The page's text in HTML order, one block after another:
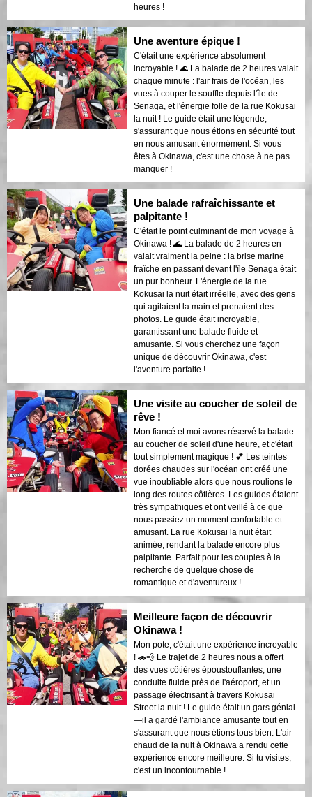
heures !
Une aventure épique !
C'était une expérience absolument
incroyable ! 🌊 La balade de 2 heures valait
chaque minute : l'air frais de l'océan, les
vues à couper le souffle depuis l'île de
Senaga, et l'énergie folle de la rue Kokusai
la nuit ! Le guide était une légende,
s'assurant que nous étions en sécurité tout
en nous amusant énormément. Si vous
êtes à Okinawa, c'est une chose à ne pas
manquer !
Une balade rafraîchissante et
palpitante !
C'était le point culminant de mon voyage à
Okinawa ! 🌊 La balade de 2 heures en
valait vraiment la peine : la brise marine
fraîche en passant devant l'île Senaga était
un pur bonheur. L'énergie de la rue
Kokusai la nuit était irréelle, avec des gens
qui agitaient la main et prenaient des
photos. Le guide était incroyable,
garantissant une balade fluide et
amusante. Si vous cherchez une façon
unique de découvrir Okinawa, c'est
l'aventure parfaite !
Une visite au coucher de soleil de
rêve !
Mon fiancé et moi avons réservé la balade
au coucher de soleil d'une heure, et c'était
tout simplement magique ! 💕 Les teintes
dorées chaudes sur l'océan ont créé une
vue inoubliable alors que nous roulions le
long des routes côtières. Les guides étaient
très sympathiques et ont veillé à ce que
nous passiez un moment confortable et
amusant. La rue Kokusai la nuit était
animée, rendant la balade encore plus
palpitante. Parfait pour les couples à la
recherche de quelque chose de
romantique et d'aventureux !
Meilleure façon de découvrir
Okinawa !
Mon pote, c'était une expérience incroyable
! 🚗💨 Le trajet de 2 heures nous a offert
des vues côtières époustouflantes, une
conduite fluide près de l'aéroport, et un
passage électrisant à travers Kokusai
Street la nuit ! Le guide était un gars génial
—il a gardé l'ambiance amusante tout en
s'assurant que nous étions tous bien. L'air
chaud de la nuit à Okinawa a rendu cette
expérience encore meilleure. Si tu visites,
c'est un incontournable !